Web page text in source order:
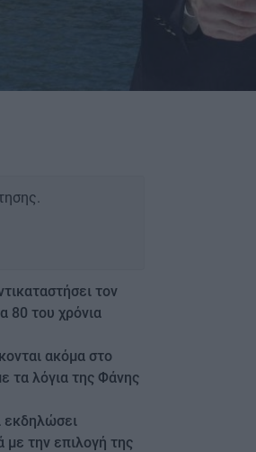
τον
80 του χρόνια
ακόμα στο
τα λόγια της Φάνης
εκδηλώσει
με την επιλογή της